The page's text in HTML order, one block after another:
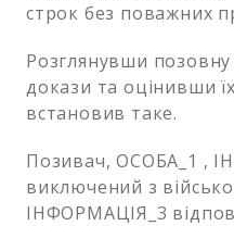
строк без поважних
Розглянувши
докази та оцінивши
встановив таке.
Позивач, ОСОБА_1 ,
виключений з
ІНФОРМАЦІЯ_3